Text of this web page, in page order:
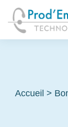
Accueil >